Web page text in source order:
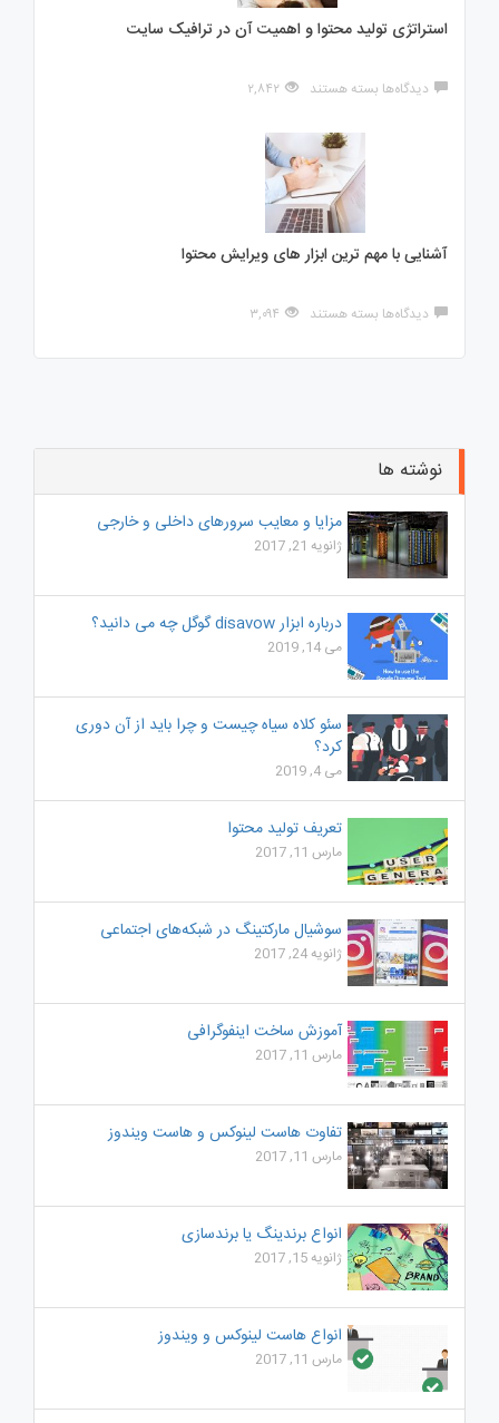
استراتژی تولید محتوا و اهمیت آن در ترافیک سایت
دیدگاه‌ها برای
اهمیت
ترافیک
سایت
بسته هستند ۲,۸۴۲
آشنایی با مهم ترین ابزار های ویرایش محتوا
دیدگاه‌ها برای
ویرایش
محتوا
بسته هستند ۳,۰۹۴
نوشته ها
مزایا و معایب سرورهای داخلی و خارجی
ژانویه 21, 2017
درباره ابزار disavow گوگل چه می دانید؟
می 14, 2019
سئو کلاه سیاه چیست و چرا باید از آن دوری
کرد؟
می 4, 2019
تعریف تولید محتوا
مارس 11, 2017
سوشیال مارکتینگ در شبکه‌های اجتماعی
ژانویه 24, 2017
آموزش ساخت اینفوگرافی
مارس 11, 2017
تفاوت هاست لینوکس و هاست ویندوز
مارس 11, 2017
انواع برندینگ یا برندسازی
ژانویه 15, 2017
انواع هاست لینوکس و ویندوز
مارس 11, 2017